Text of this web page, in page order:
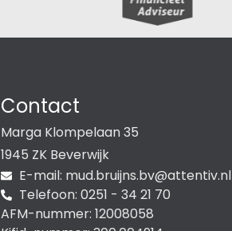
Contact
Marga Klompelaan 35
1945 ZK Beverwijk
E-mail:
ln.vitnetta
@vb.snjiurb.dum
Telefoon: 0251 - 34 21 70
AFM-nummer: 12008058